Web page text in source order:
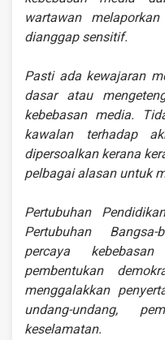
wartawan
dianggap sensitif.
Pasti ada kewajaran
dasar atau
kebebasan media.
kawalan terhadap
dipersoalkan kerana
pelbagai alasan untuk
Pertubuhan
Pertubuhan
percaya
pembentukan
menggalakkan
undang-undang,
keselamatan.